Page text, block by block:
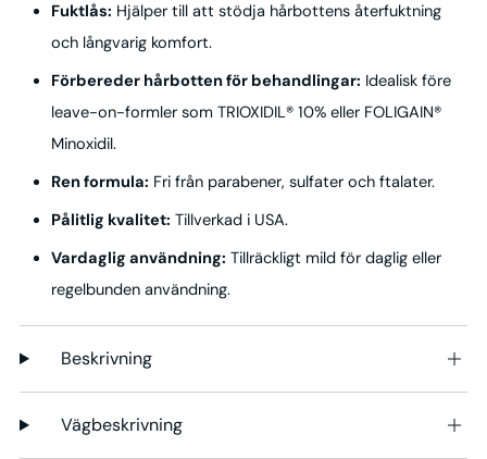
Fuktlås: Hjälper till att stödja hårbottens återfuktning
och långvarig komfort.
Förbereder hårbotten för behandlingar: Idealisk före
leave-on-formler som TRIOXIDIL® 10% eller FOLIGAIN®
Minoxidil.
Ren formula: Fri från parabener, sulfater och ftalater.
Pålitlig kvalitet: Tillverkad i USA.
Vardaglig användning: Tillräckligt mild för daglig eller
regelbunden användning.
Beskrivning
Vägbeskrivning